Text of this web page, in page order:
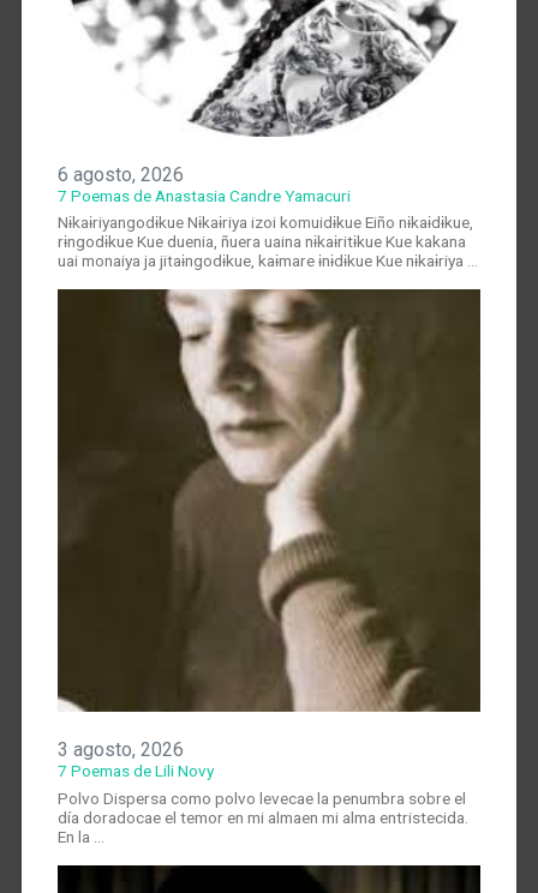
6 agosto, 2026
7 Poemas de Anastasia Candre Yamacuri
Nɨkaɨriyangodɨkue Nɨkaɨriya izoi komuidɨkue Eiño nɨkaɨdɨkue,
rɨngodɨkue Kue duenia, ñuera uaina nɨkaɨritɨkue Kue kakana
uai monaiya ja jitaɨngodɨkue, kaɨmare ɨnɨdɨkue Kue nɨkaɨriya …
3 agosto, 2026
7 Poemas de Lili Novy
Polvo Dispersa como polvo levecae la penumbra sobre el
día doradocae el temor en mi almaen mi alma entristecida.
En la …